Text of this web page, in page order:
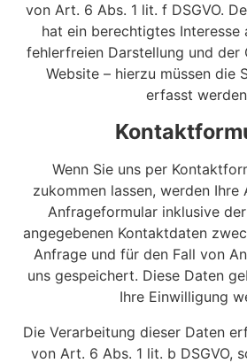
von Art. 6 Abs. 1 lit. f DSGVO.
hat ein berechtigtes Interesse
fehlerfreien Darstellung und der
Website – hierzu müssen die
erfasst
Wenn Sie uns per
zukommen lassen, werden Ihre
Anfrageformular inklusive
angegebenen Kontaktdaten
Anfrage und für den Fall von
uns gespeichert. Diese Daten
Ihre Einwilligung
Die Verarbeitung dieser Daten
von Art. 6 Abs. 1 lit. b DSGVO,